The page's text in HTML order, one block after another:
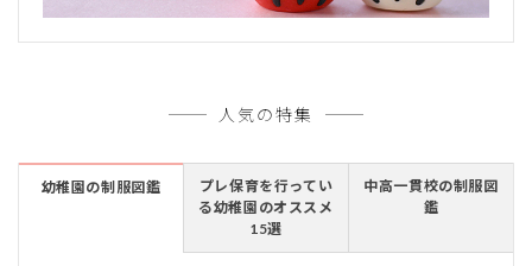
人気の特集
幼稚園の制服図鑑
プレ保育を行ってい
る幼稚園のオススメ
15選
中高一貫校の制服図
鑑